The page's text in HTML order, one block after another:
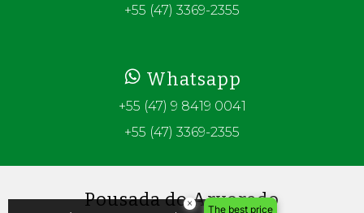
+55 (47) 3369-2355
Whatsapp
+55 (47) 9 8419 0041
+55 (47) 3369-2355
Pousada do Arvoredo
× The best price